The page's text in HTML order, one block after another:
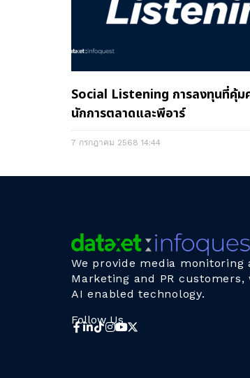
Social Listening การลงทุนที่คุ้ม
นักการตลาดและพีอาร์
7 กรกฎาคม 2568 14:44
We provide media
Marketing and PR
AI enabled technology.
Follow Us